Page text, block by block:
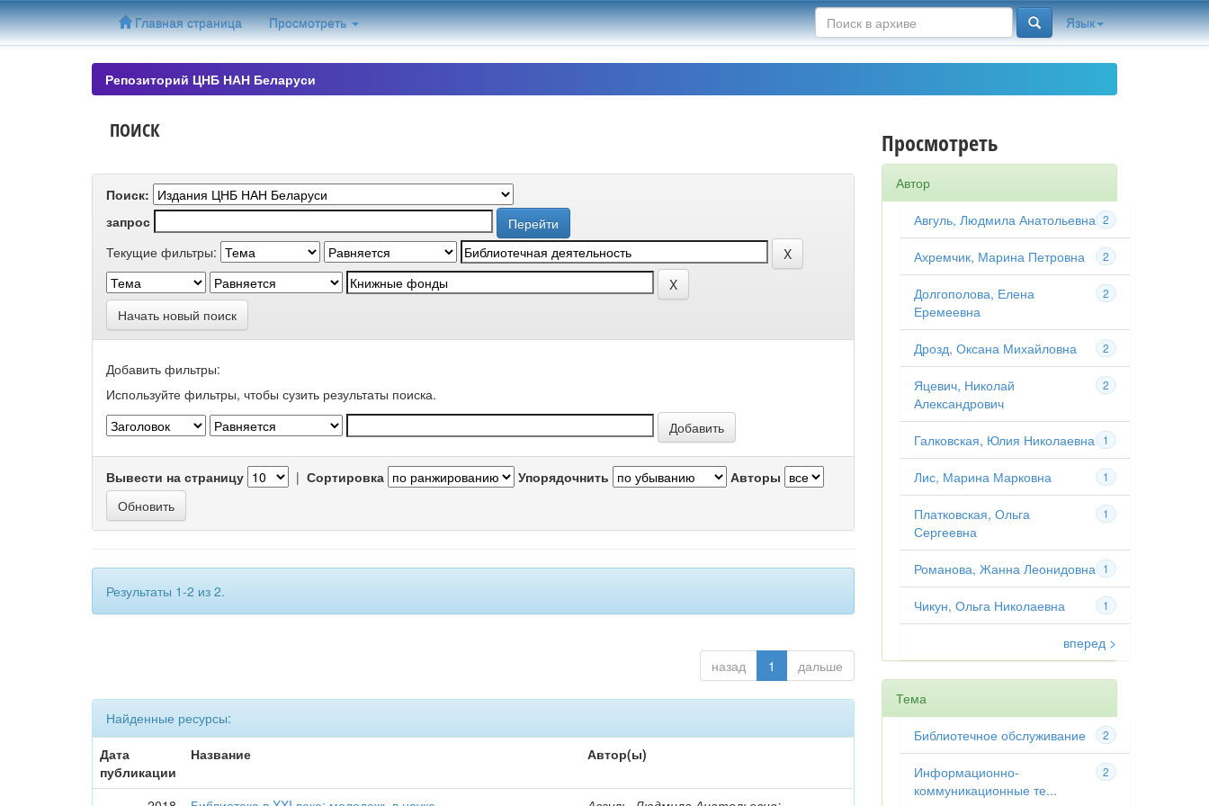
Skip
navigation
Главная страница Просмотреть Язык
Репозиторий ЦНБ НАН Беларуси
ПОИСК
Поиск:
запрос
Текущие фильтры:
Начать новый поиск
Добавить фильтры:
Используйте фильтры, чтобы сузить результаты поиска.
Вывести на страницу | Сортировка Упорядочнить Авторы
Результаты 1-2 из 2.
назад 1 дальше
Найденные ресурсы:
Дата
публикации
Название Автор(ы)
Просмотреть
Автор
2
Авгуль, Людмила Анатольевна
2
Ахремчик, Марина Петровна
2
Долгополова, Елена
Еремеевна
2
Дрозд, Оксана Михайловна
2
Яцевич, Николай
Александрович
1
Галковская, Юлия Николаевна
1
Лис, Марина Марковна
1
Платковская, Ольга
Сергеевна
1
Романова, Жанна Леонидовна
1
Чикун, Ольга Николаевна
вперед >
Тема
2
Библиотечное обслуживание
2
Информационно-
коммуникационные те...